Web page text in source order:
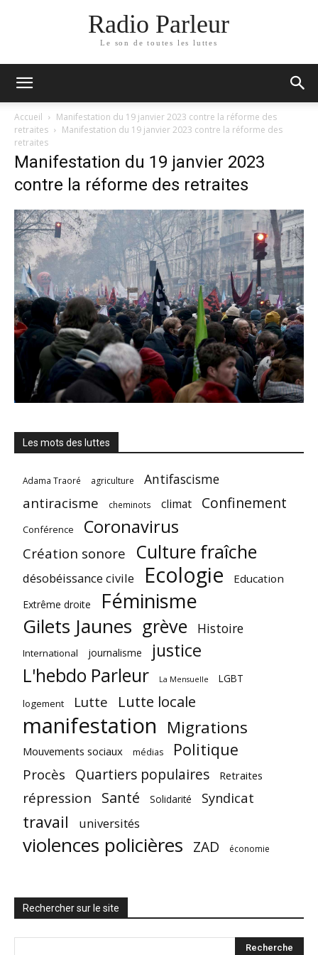
Radio Parleur
Le son de toutes les luttes
Accueil
Manifestation du 19 janvier 2023 contre la réforme des
retraites
Manifestation du 19 janvier 2023 contre la réforme des
retraites
Manifestation du 19 janvier 2023
contre la réforme des retraites
Les mots des luttes
Adama Traoré agriculture Antifascisme
antiracisme cheminots climat Confinement
Conférence Coronavirus
Création sonore Culture fraîche
désobéissance civile Ecologie Education
Extrême droite Féminisme
Gilets Jaunes grève Histoire
International journalisme justice
L'hebdo Parleur La Mensuelle
LGBT
logement
Lutte Lutte locale
manifestation Migrations
Mouvements sociaux médias Politique
Procès Quartiers populaires Retraites
répression Santé Solidarité Syndicat
travail universités
violences policières ZAD économie
Rechercher sur le site